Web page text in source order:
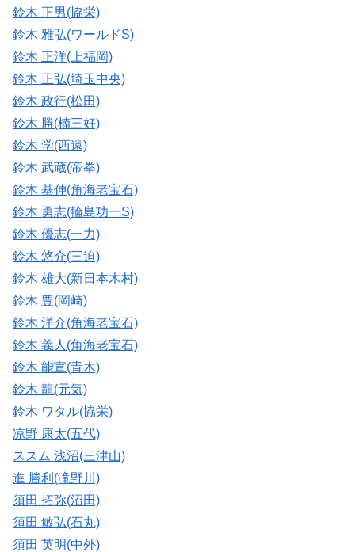
鈴木 正男(協栄)
鈴木 雅弘(ワールドS)
鈴木 正洋(上福岡)
鈴木 正弘(埼玉中央)
鈴木 政行(松田)
鈴木 勝(楠三好)
鈴木 学(西遠)
鈴木 武蔵(帝拳)
鈴木 基伸(角海老宝石)
鈴木 勇志(輪島功一S)
鈴木 優志(一力)
鈴木 悠介(三迫)
鈴木 雄大(新日本木村)
鈴木 豊(岡崎)
鈴木 洋介(角海老宝石)
鈴木 義人(角海老宝石)
鈴木 能宣(青木)
鈴木 龍(元気)
鈴木 ワタル(協栄)
凉野 康太(五代)
ススム 浅沼(三津山)
進 勝利(滝野川)
須田 拓弥(沼田)
須田 敏弘(石丸)
須田 英明(中外)